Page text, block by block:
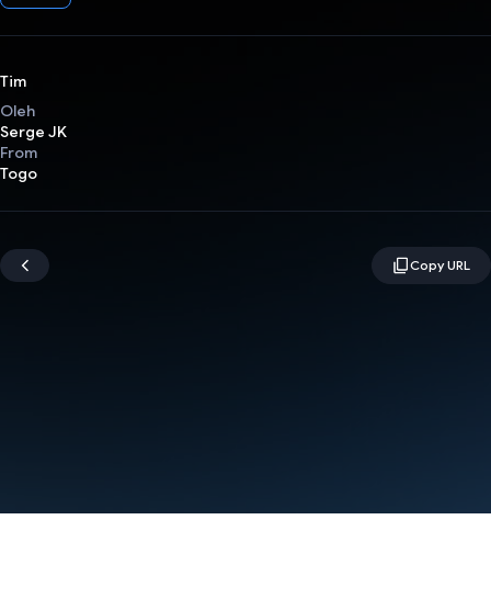
Tim
Oleh
Serge JK
From
Togo